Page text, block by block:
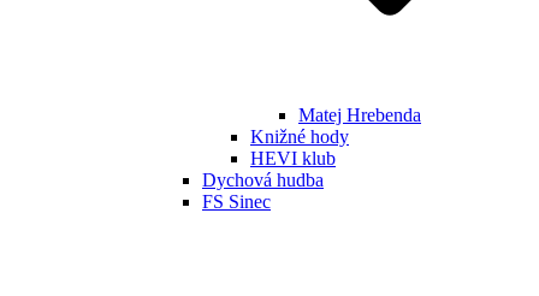
Matej Hrebenda
Knižné hody
HEVI klub
Dychová hudba
FS Sinec